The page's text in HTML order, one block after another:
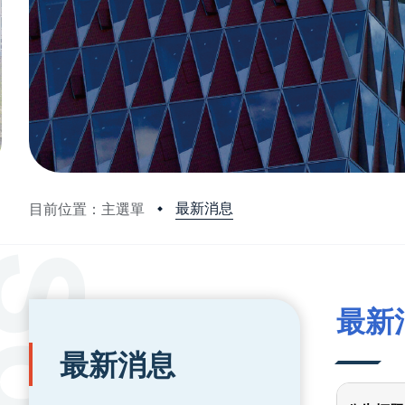
目前位置：主選單 最新消息
:::
最新消息
最新